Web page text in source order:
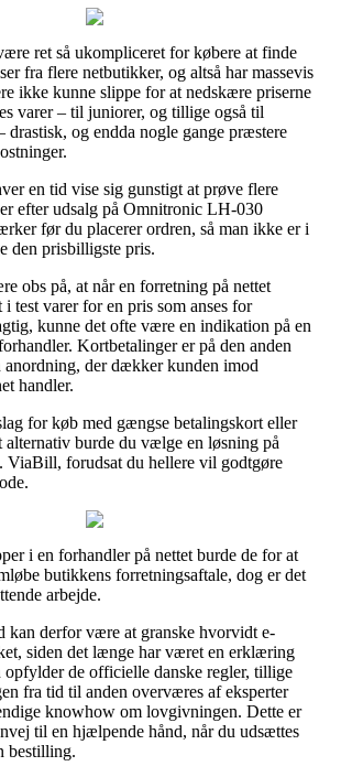
ret så ukompliceret for købere at finde
fra flere netbutikker, og altså har massevis
ikke kunne slippe for at nedskære priserne
varer – til juniorer, og tillige også til
og endda nogle gange præstere
en tid vise sig gunstigt at prøve flere
efter udsalg på Omnitronic LH-030
før du placerer ordren, så man ikke er i
den prisbilligste pris.
obs på, at når en forretning på nettet
i test varer for en pris som anses for
kunne det ofte være en indikation på en
Kortbetalinger er på den anden
anordning, der dækker kunden imod
handler.
for køb med gængse betalingskort eller
alternativ burde du vælge en løsning på
ViaBill, forudsat du hellere vil godtgøre
i en forhandler på nettet burde de for at
butikkens forretningsaftale, dog er det
arbejde.
kan derfor være at granske hvorvidt e-
siden det længe har været en erklæring
opfylder de officielle danske regler, tillige
fra tid til anden overværes af eksperter
knowhow om lovgivningen. Dette er
til en hjælpende hånd, når du udsættes
bestilling.